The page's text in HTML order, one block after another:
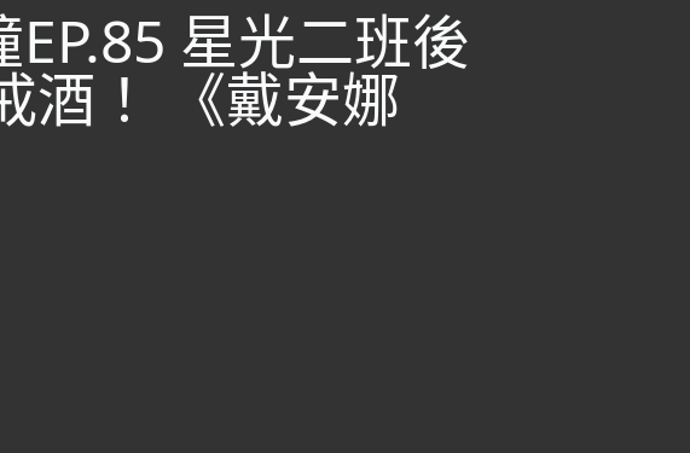
星光二班後
酒！ 《戴安娜